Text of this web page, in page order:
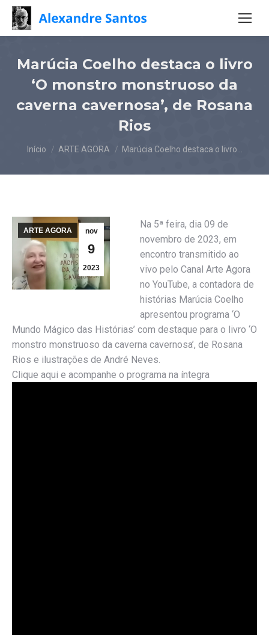
Marúcia Coelho destaca o livro
‘O monstro monstruoso da
caverna cavernosa’, de Rosana
Rios
Você está aqui:
Início ARTE AGORA Marúcia Coelho destaca o livro…
nov
9
2023
ARTE AGORA
Na 5ª feira, dia 09 de
novembro de 2023, em
encontro transmitido ao
vivo pelo Canal Arte Agora
no YouTube, a contadora de
histórias Marúcia Coelho
apresentou programa ‘O
Mundo Mágico das Histórias’ com destaque para o livro ‘O
monstro monstruoso da caverna cavernosa’, de Rosana
Rios e ilustrações de André Neves.
Clique aqui e acompanhe o programa na íntegra